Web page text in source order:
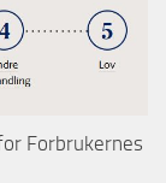
Forbrukernes